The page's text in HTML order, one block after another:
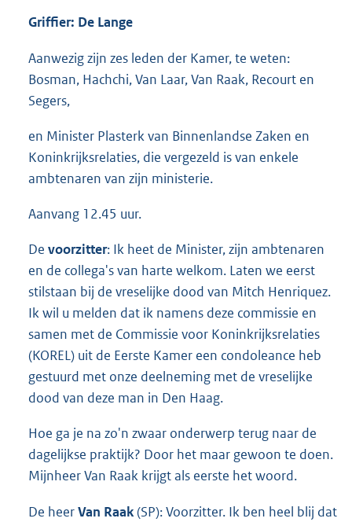
Griffier: De Lange
Aanwezig zijn zes leden der Kamer, te weten:
Bosman, Hachchi, Van Laar, Van Raak, Recourt en
Segers,
en Minister Plasterk van Binnenlandse Zaken en
Koninkrijksrelaties, die vergezeld is van enkele
ambtenaren van zijn ministerie.
Aanvang 12.45 uur.
De voorzitter: Ik heet de Minister, zijn ambtenaren
en de collega's van harte welkom. Laten we eerst
stilstaan bij de vreselijke dood van Mitch Henriquez.
Ik wil u melden dat ik namens deze commissie en
samen met de Commissie voor Koninkrijksrelaties
(KOREL) uit de Eerste Kamer een condoleance heb
gestuurd met onze deelneming met de vreselijke
dood van deze man in Den Haag.
Hoe ga je na zo'n zwaar onderwerp terug naar de
dagelijkse praktijk? Door het maar gewoon te doen.
Mijnheer Van Raak krijgt als eerste het woord.
De heerVan Raak(SP): Voorzitter. Ik ben heel blij dat